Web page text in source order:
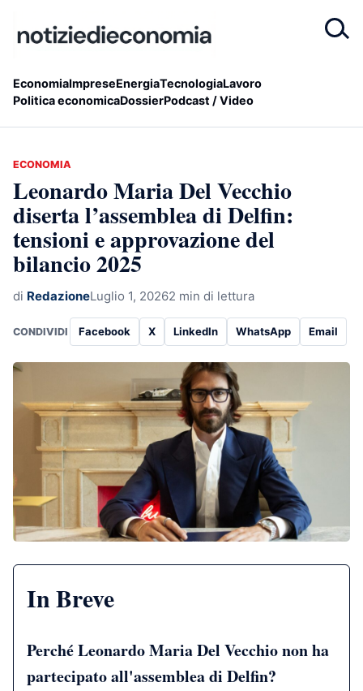
EconomiaImpreseEnergiaTecnologiaLavoro
Politica economicaDossierPodcast / Video
ECONOMIA
Leonardo Maria Del Vecchio
diserta l’assemblea di Delfin:
tensioni e approvazione del
bilancio 2025
di RedazioneLuglio 1, 20262 min di lettura
CONDIVIDI Facebook X LinkedIn WhatsApp Email
In Breve
Perché Leonardo Maria Del Vecchio non ha
partecipato all'assemblea di Delfin?